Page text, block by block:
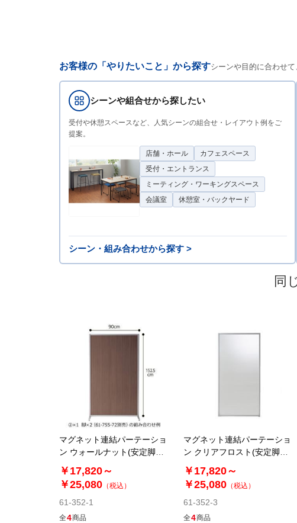
お客様の「やりたいこと」から探すシーンや目的に合わせ
シーンや組合せから探したい
受付や休憩スペースなど、人気シーンの組合せ・レイアウト例をご
提案。
店舗・ホール
カフェスペース
受付・エントランス
ミーティング・ワーキングスペース
会議室
休憩室・バックヤード
シーン・組み合わせから探す >
同
マグネット連結パーテーショ
ン ウォールナット(安定脚別
売)
￥17,820～
￥25,080 （税込）
61-352-1
全4商品
マグネット連結パーテーショ
ン クリアフロスト(安定脚別
売)
￥17,820～
￥25,080 （税込）
61-352-3
全4商品